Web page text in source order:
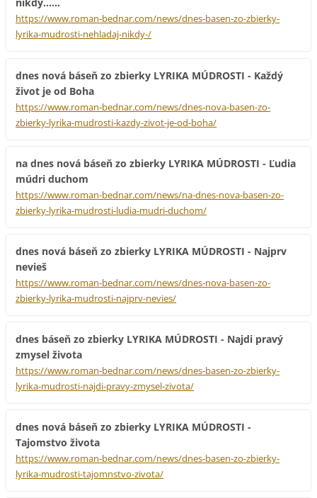
nikdy......
https://www.roman-bednar.com/news/dnes-basen-zo-zbierky-
lyrika-mudrosti-nehladaj-nikdy-/
dnes nová báseň zo zbierky LYRIKA MÚDROSTI - Každý
život je od Boha
https://www.roman-bednar.com/news/dnes-nova-basen-zo-
zbierky-lyrika-mudrosti-kazdy-zivot-je-od-boha/
na dnes nová báseň zo zbierky LYRIKA MÚDROSTI - Ľudia
múdri duchom
https://www.roman-bednar.com/news/na-dnes-nova-basen-zo-
zbierky-lyrika-mudrosti-ludia-mudri-duchom/
dnes nová báseň zo zbierky LYRIKA MÚDROSTI - Najprv
nevieš
https://www.roman-bednar.com/news/dnes-nova-basen-zo-
zbierky-lyrika-mudrosti-najprv-nevies/
dnes báseň zo zbierky LYRIKA MÚDROSTI - Najdi pravý
zmysel života
https://www.roman-bednar.com/news/dnes-basen-zo-zbierky-
lyrika-mudrosti-najdi-pravy-zmysel-zivota/
dnes nová báseň zo zbierky LYRIKA MÚDROSTI -
Tajomstvo života
https://www.roman-bednar.com/news/dnes-basen-zo-zbierky-
lyrika-mudrosti-tajomnstvo-zivota/